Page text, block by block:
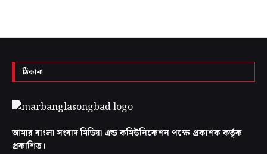
ঠিকানা
আমার বাংলা সংবাদ মিডিয়া এন্ড কমিউনিকেশন পক্ষে প্রকাশক কর্তৃক
প্রকাশিত।